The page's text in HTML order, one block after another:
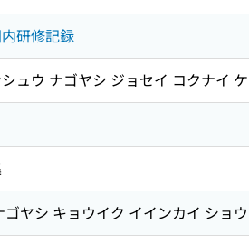
研修記録
ュウ ナゴヤシ ジョセイ コクナイ
ゴヤシ キョウイク イインカイ ショ